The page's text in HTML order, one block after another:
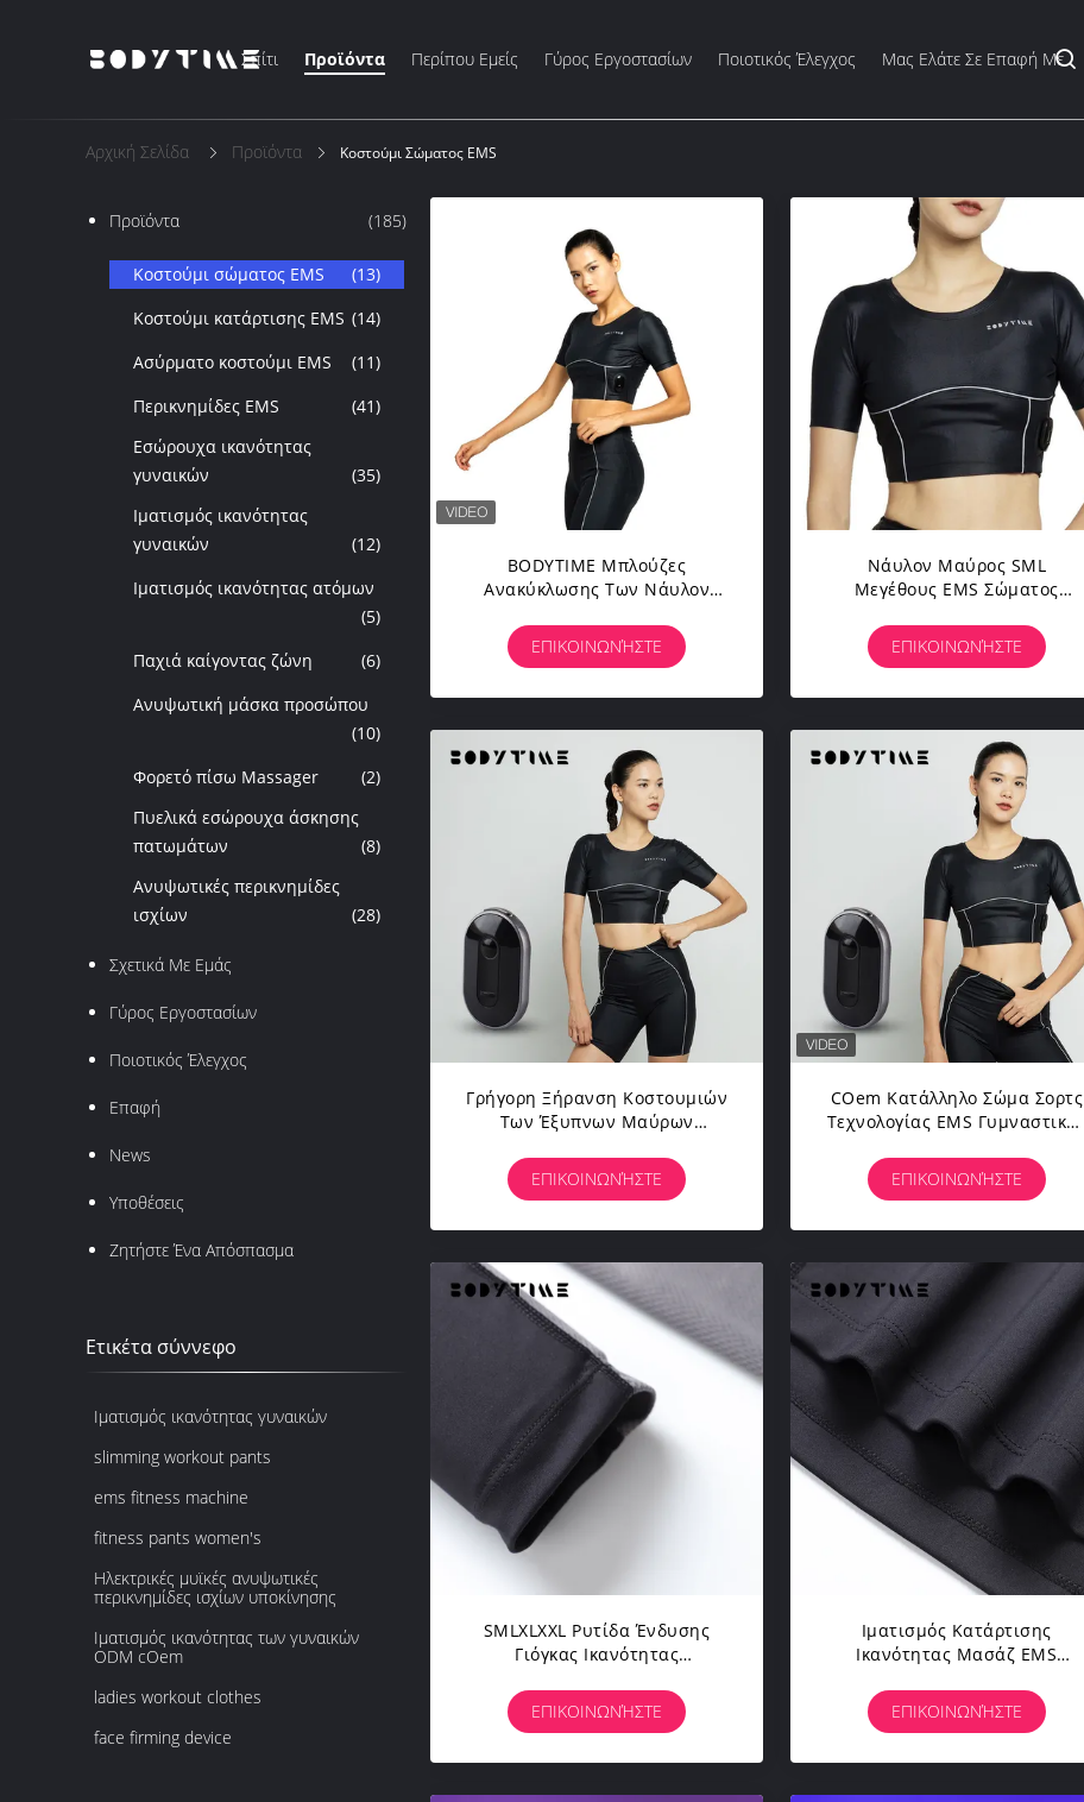
Σπίτι Προϊόντα Περίπου Εμείς Γύρος Εργοστασίων Ποιοτικός Έλεγχος Μας Ελάτε Σε Επαφή Με
Αρχική Σελίδα Προϊόντα Κοστούμι Σώματος EMS
Προϊόντα (185)
Κοστούμι σώματος EMS
(13)
Κοστούμι κατάρτισης EMS (14)
Ασύρματο κοστούμι EMS
(11)
Περικνημίδες EMS
(41)
Εσώρουχα ικανότητας
γυναικών
(35)
Ιματισμός ικανότητας
γυναικών
(12)
Ιματισμός ικανότητας ατόμων
(5)
Παχιά καίγοντας ζώνη
(6)
Ανυψωτική μάσκα προσώπου
(10)
Φορετό πίσω Massager
(2)
Πυελικά εσώρουχα άσκησης
πατωμάτων
(8)
Ανυψωτικές περικνημίδες
ισχίων
(28)
Σχετικά Με Εμάς
Γύρος Εργοστασίων
Ποιοτικός Έλεγχος
Επαφή
News
Υποθέσεις
Ζητήστε Ένα Απόσπασμα
Ετικέτα σύννεφο
Ιματισμός ικανότητας γυναικών
slimming workout pants
ems fitness machine
fitness pants women's
Ηλεκτρικές μυϊκές ανυψωτικές
περικνημίδες ισχίων υποκίνησης
Ιματισμός ικανότητας των γυναικών
ODM cOem
ladies workout clothes
face firming device
BODYTIME Μπλούζες
Ανακύκλωσης Των Νάυλον
Κοστουμιών Σώματος EMS
ΕΠΙΚΟΙΝΩΝΉΣΤΕ
Νάυλον Μαύρος SML
Μεγέθους EMS Σώματος
Πουκάμισων Μανικιών
Ανακυκλώνοντας Αποδεκτός
ΕΠΙΚΟΙΝΩΝΉΣΤΕ
Γρήγορη Ξήρανση Κοστουμιών
Των Έξυπνων Μαύρων
Τρέχοντας/κοστουμιών EMS
Workout
ΕΠΙΚΟΙΝΩΝΉΣΤΕ
COem Κατάλληλο Σώμα Σορτς
Τεχνολογίας EMS Γυμναστικής
Άσκησης Δερμάτων EMS
Υπηρεσιών Μαλακό
ΕΠΙΚΟΙΝΩΝΉΣΤΕ
SMLXLXXL Ρυτίδα Ένδυσης
Γιόγκας Ικανότητας
Ανθεκτική
ΕΠΙΚΟΙΝΩΝΉΣΤΕ
Ιματισμός Κατάρτισης
Ικανότητας Μασάζ EMS
Τέλειο Αριθμό
ΕΠΙΚΟΙΝΩΝΉΣΤΕ